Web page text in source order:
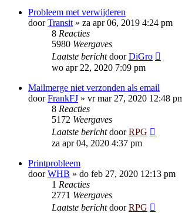
Probleem met verwijderen
doorTransit » za apr 06, 2019 4:24 pm
8 Reacties
5980 Weergaves
Laatste berichtdoorDiGro
wo apr 22, 2020 7:09 pm
Mailmerge niet verzonden als email
doorFrankFJ » vr mar 27, 2020 12:48
8 Reacties
5172 Weergaves
Laatste berichtdoorRPG
za apr 04, 2020 4:37 pm
Printprobleem
doorWHB » do feb 27, 2020 12:13 pm
1 Reacties
2771 Weergaves
Laatste berichtdoorRPG